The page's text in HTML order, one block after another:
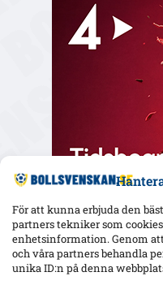
För att kunna erbjuda den
partners tekniker som
enhetsinformation. Genom
och våra partners behandla
unika ID:n på denna